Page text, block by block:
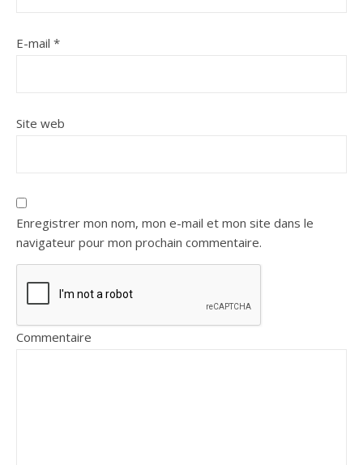
E-mail *
Site web
Enregistrer mon nom, mon e-mail et mon site dans le
navigateur pour mon prochain commentaire.
Commentaire